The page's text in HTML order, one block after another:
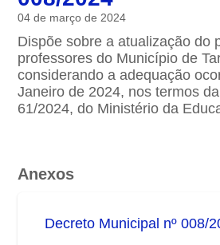
04 de março de 2024
Dispõe sobre a atualização do
professores do Município de
considerando a adequação
Janeiro de 2024, nos termos
61/2024, do Ministério da
Anexos
Decreto Municipal nº 008/